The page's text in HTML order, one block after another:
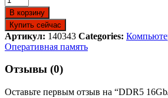
В корзину
Купить сейчас
Артикул: 140343 Categories:
Оперативная память
Отзывы (0)
Оставьте первым отзыв на “DDR5